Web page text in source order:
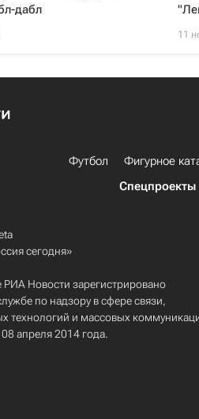
дабл
11
Футбол Фигурное
Спецпроекты
сегодня»
РИА Новости зарегистрировано
по надзору в сфере связи,
технологий и массовых
апреля 2014 года.